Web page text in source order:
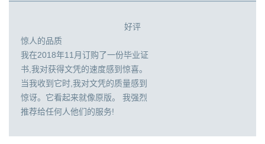
好评
惊人的品质
我在2018年11月订购了一份毕业证
书,我对获得文凭的速度感到惊喜。
当我收到它时,我对文凭的质量感到
惊讶。它看起来就像原版。 我强烈
推荐给任何人他们的服务!